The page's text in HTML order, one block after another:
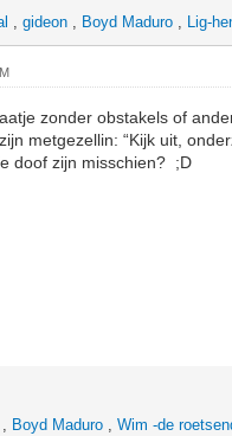
,gideon , Boyd Maduro , Lig-
zonder obstakels of
metgezellin: “Kijk uit,
doof zijn misschien? ;D
, Boyd Maduro ,Wim -de